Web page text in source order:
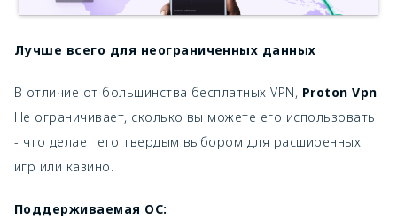
Лучше всего для неограниченных данных
В отличие от большинства бесплатных VPN, Proton Vpn
Не ограничивает, сколько вы можете его использовать
- что делает его твердым выбором для расширенных
игр или казино.
Поддерживаемая ОС: